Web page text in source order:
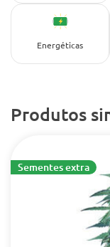
Energéticas
Produtos
Sementes extra